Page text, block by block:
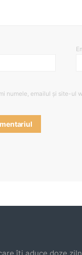
numele, emailul și site-ul